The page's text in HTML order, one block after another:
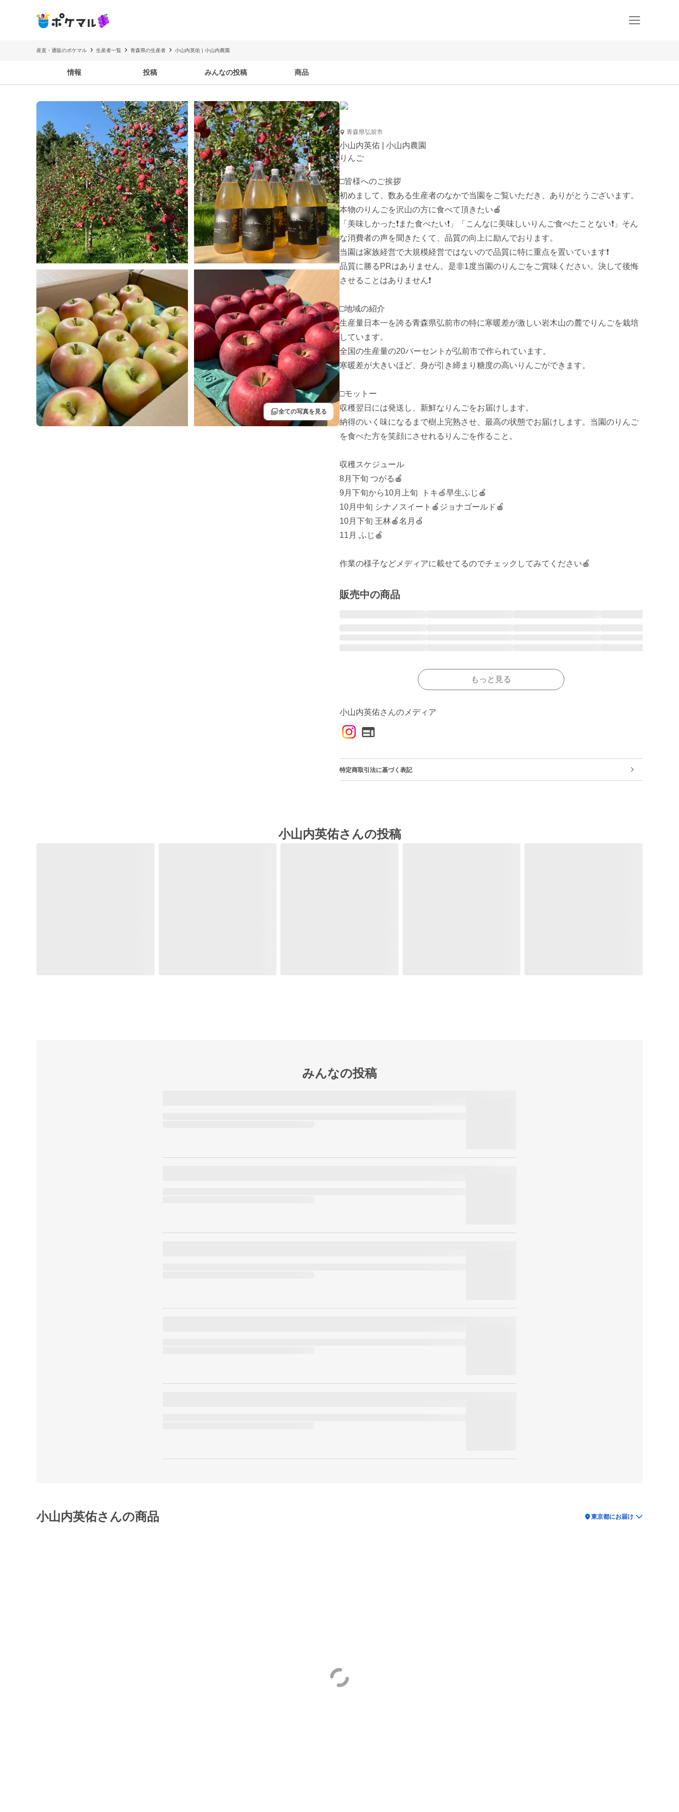
産直・通販のポケマル 生産者一覧 青森県の生産者 小山内英佑 | 小山内農園
情報 投稿 みんなの投稿 商品
filter全ての写真を見る
青森県弘前市
小山内英佑 | 小山内農園
りんご
□皆様へのご挨拶
初めまして、数ある生産者のなかで当園をご覧いただき、ありがとうございます。
本物のりんごを沢山の方に食べて頂きたい🍎
「美味しかった❗️また食べたい❗️」「こんなに美味しいりんご食べたことない❗️」そん
な消費者の声を聞きたくて、品質の向上に励んでおります。
当園は家族経営で大規模経営ではないので品質に特に重点を置いています❗️
品質に勝るPRはありません。是非1度当園のりんごをご賞味ください。決して後悔
させることはありません❗️
□地域の紹介
生産量日本一を誇る青森県弘前市の特に寒暖差が激しい岩木山の麓でりんごを栽培
しています。
全国の生産量の20パーセントが弘前市で作られています。
寒暖差が大きいほど、身が引き締まり糖度の高いりんごができます。
□モットー
収穫翌日には発送し、新鮮なりんごをお届けします。
納得のいく味になるまで樹上完熟させ、最高の状態でお届けします。当園のりんご
を食べた方を笑顔にさせれるりんごを作ること。
収穫スケジュール
8月下旬 つがる🍎
9月下旬から10月上旬  トキ🍏早生ふじ🍎
10月中旬 シナノスイート🍎ジョナゴールド🍎
10月下旬 王林🍎名月🍏
11月 ふじ🍎
販売中の商品
もっと見る
小山内英佑さんのメディア
特定商取引法に基づく表記
小山内英佑さんの投稿
みんなの投稿
小山内英佑さんの商品 location_on東京都にお届け